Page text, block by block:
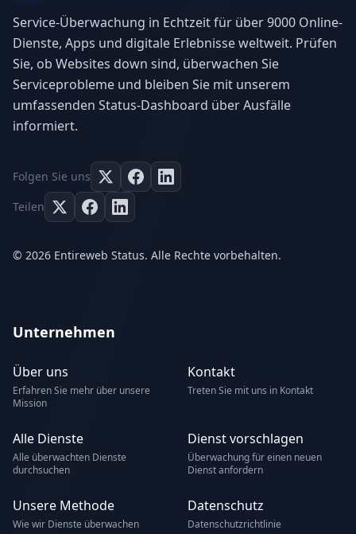
Service-Überwachung in Echtzeit für über 9000 Online-
Dienste, Apps und digitale Erlebnisse weltweit. Prüfen
Sie, ob Websites down sind, überwachen Sie
Serviceprobleme und bleiben Sie mit unserem
umfassenden Status-Dashboard über Ausfälle
informiert.
Folgen Sie uns
Teilen
© 2026 Entireweb Status. Alle Rechte vorbehalten.
Unternehmen
Über uns
Erfahren Sie mehr über unsere
Mission
Kontakt
Treten Sie mit uns in Kontakt
Alle Dienste
Alle überwachten Dienste
durchsuchen
Dienst vorschlagen
Überwachung für einen neuen
Dienst anfordern
Unsere Methode
Wie wir Dienste überwachen
Datenschutz
Datenschutzrichtlinie